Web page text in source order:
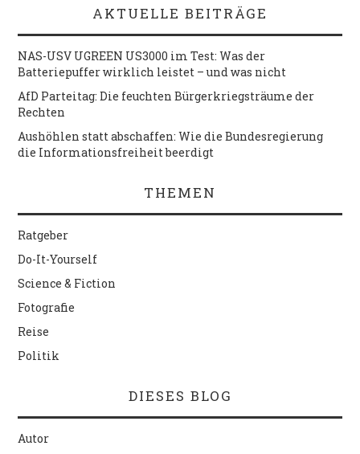
AKTUELLE BEITRÄGE
NAS-USV UGREEN US3000 im Test: Was der
Batteriepuffer wirklich leistet – und was nicht
AfD Parteitag: Die feuchten Bürgerkriegsträume der
Rechten
Aushöhlen statt abschaffen: Wie die Bundesregierung
die Informationsfreiheit beerdigt
THEMEN
Ratgeber
Do-It-Yourself
Science & Fiction
Fotografie
Reise
Politik
DIESES BLOG
Autor